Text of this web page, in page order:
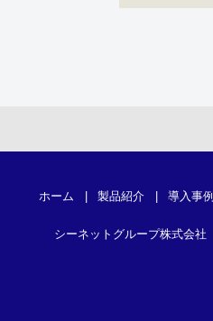
ホーム 製品紹介 導入事例
シーネットグループ株式会社